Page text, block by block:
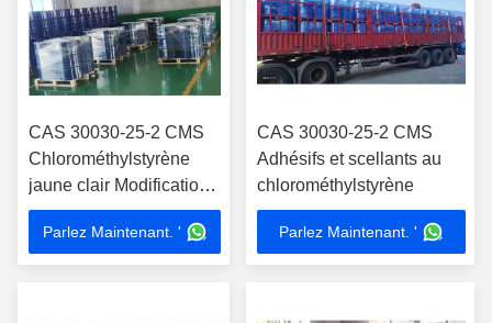
CAS 30030-25-2 CMS
Chlorométhylstyrène
jaune clair Modification
de la surface
Parlez Maintenant. '
CAS 30030-25-2 CMS
Adhésifs et scellants au
chlorométhylstyrène
Parlez Maintenant. '